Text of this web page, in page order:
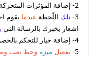
2- إضافة المؤثرات المتحركة.
3- تلك اللّحظة عندما يقوم
اشعار يخبرك بالرسالة التي
4- إضافة خيار للتحكم بالخصوصية من
5- تفعيل ميزة وحط نعت